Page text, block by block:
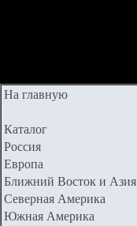
На главную
Каталог
Россия
Европа
Ближний Восток и Азия
Северная Америка
Южная Америка